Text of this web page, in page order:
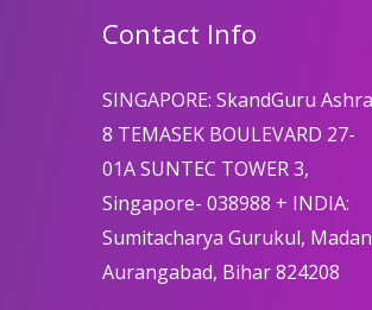
Contact Info
SINGAPORE: SkandGuru
8 TEMASEK BOULEVARD 27-
01A SUNTEC TOWER 3,
Singapore- 038988 + INDIA:
Sumitacharya Gurukul,
Aurangabad, Bihar 824208